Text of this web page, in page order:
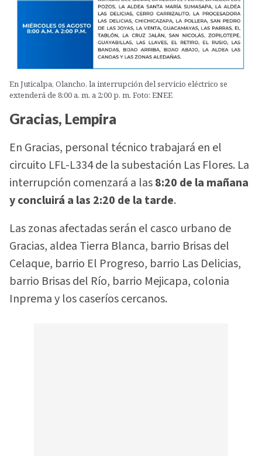
En Juticalpa, Olancho, la interrupción del servicio eléctrico se
extenderá de 8:00 a. m. a 2:00 p. m. Foto: ENEE
Gracias, Lempira
En Gracias, personal técnico trabajará en el
circuito LFL-L334 de la subestación Las Flores. La
interrupción comenzará a las8:20 de la mañana
y concluirá a las 2:20 de la tarde.
Las zonas afectadas serán el casco urbano de
Gracias, aldea Tierra Blanca, barrio Brisas del
Celaque, barrio El Progreso, barrio Las Delicias,
barrio Brisas del Río, barrio Mejicapa, colonia
Inprema y los caseríos cercanos.